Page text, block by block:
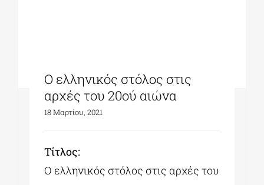
Ο ελληνικός στόλος στις
αρχές του 20ού αιώνα
18 Μαρτίου, 2021
Tίτλος:
Ο ελληνικός στόλος στις αρχές του